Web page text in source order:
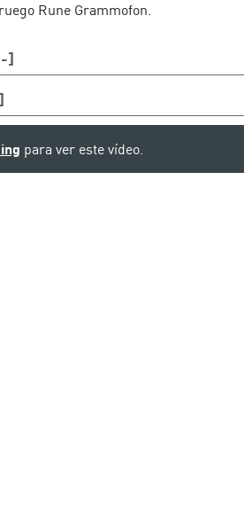
Rune Grammofon.
para ver este vídeo.